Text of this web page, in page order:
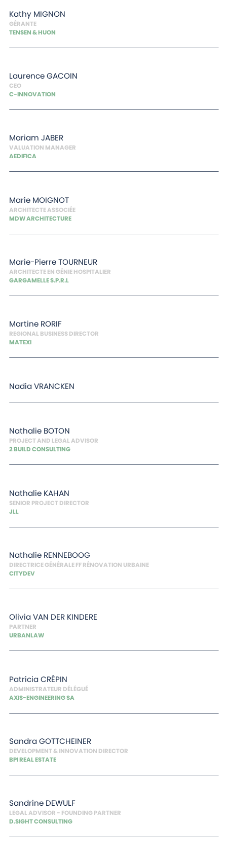
Kathy MIGNON
GÉRANTE
TENSEN & HUON
LaurenceGACOIN
CEO
C-INNOVATION
Mariam JABER
VALUATION MANAGER
AEDIFICA
Marie MOIGNOT
ARCHITECTE ASSOCIÉE
MDW ARCHITECTURE
Marie-PierreTOURNEUR
ARCHITECTE EN GÉNIE HOSPITALIER
GARGAMELLE S.P.R.L
Martine RORIF
REGIONAL BUSINESS DIRECTOR
MATEXI
NadiaVRANCKEN
Nathalie BOTON
PROJECT AND LEGAL ADVISOR
2 BUILD CONSULTING
Nathalie KAHAN
SENIOR PROJECT DIRECTOR
JLL
Nathalie RENNEBOOG
DIRECTRICE GÉNÉRALE FF RÉNOVATION URBAINE
CITYDEV
OliviaVAN DER KINDERE
PARTNER
URBANLAW
PatriciaCRÉPIN
ADMINISTRATEUR DÉLÉGUÉ
AXIS-ENGINEERING SA
SandraGOTTCHEINER
DEVELOPMENT & INNOVATION DIRECTOR
BPI REAL ESTATE
Sandrine DEWULF
LEGAL ADVISOR - FOUNDING PARTNER
D.SIGHT CONSULTING